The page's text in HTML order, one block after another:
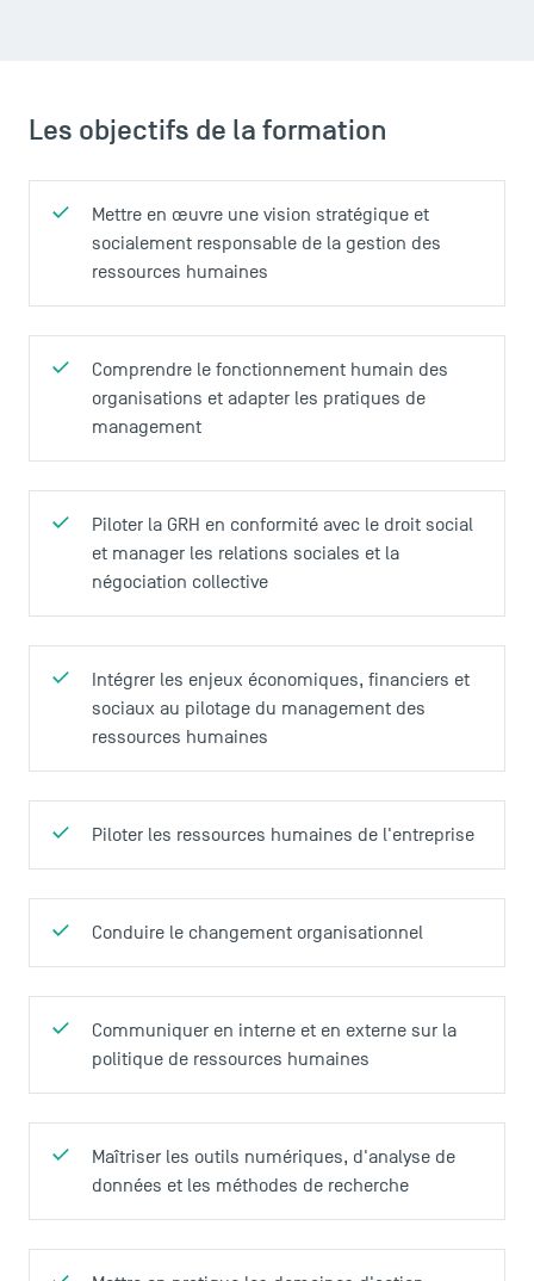
Plans et accès à TSM
Les objectifs de la formation
Mettre en œuvre une vision stratégique et
socialement responsable de la gestion des
ressources humaines
Comprendre le fonctionnement humain des
organisations et adapter les pratiques de
management
Piloter la GRH en conformité avec le droit social
et manager les relations sociales et la
négociation collective
Intégrer les enjeux économiques, financiers et
sociaux au pilotage du management des
ressources humaines
Piloter les ressources humaines de l'entreprise
Conduire le changement organisationnel
Communiquer en interne et en externe sur la
politique de ressources humaines
Maîtriser les outils numériques, d'analyse de
données et les méthodes de recherche